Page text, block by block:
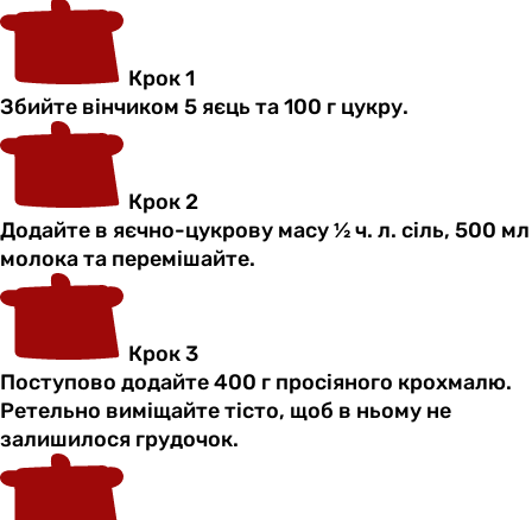
Крок 1
Збийте вінчиком 5 яєць та 100 г цукру.
Крок 2
Додайте в яєчно-цукрову масу ½ ч. л. сіль, 500 мл
молока та перемішайте.
Крок 3
Поступово додайте 400 г просіяного крохмалю.
Ретельно виміщайте тісто, щоб в ньому не
залишилося грудочок.